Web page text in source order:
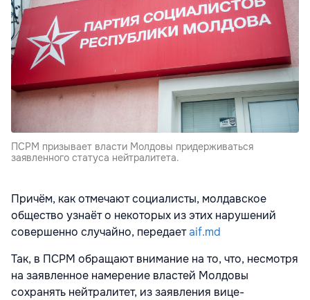
ПСРМ призывает власти Молдовы придерживаться
заявленного статуса нейтралитета.
Причём, как отмечают социалисты, молдавское
общество узнаёт о некоторых из этих нарушений
совершенно случайно, передаетaif.md
Так, в ПСРМ обращают внимание на то, что, несмотря
на заявленное намерение властей Молдовы
сохранять нейтралитет, из заявления вице-